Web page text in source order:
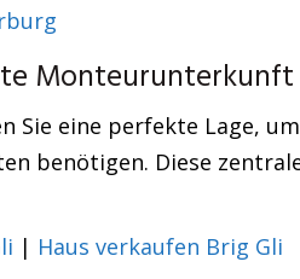
eine perfekte Lage,
benötigen. Diese
| Haus verkaufen Brig Gli